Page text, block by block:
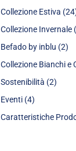
Collezione Estiva
Collezione Invernale
Befado by inblu (2)
Collezione Bianchi e
Sostenibilità (2)
Eventi (4)
Caratteristiche